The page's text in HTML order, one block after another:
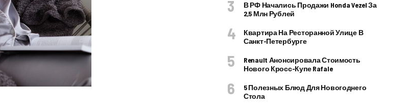
В РФ Начались Продажи Honda Vezel За
2,5 Млн Рублей
Квартира На Ресторанной Улице В
Санкт-Петербурге
Renault Анонсировала Стоимость
Нового Кросс-Купе Rafale
5 Полезных Блюд Для Новогоднего
Стола